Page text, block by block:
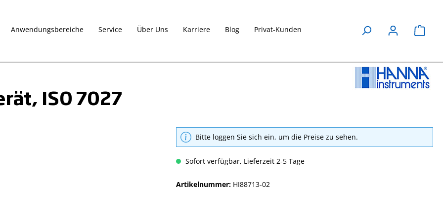
Anwendungsbereiche Service Über Uns Karriere Blog Privat-Kunden
ISO 7027
Bitte loggen Sie sich ein, um die Preise zu sehen.
Sofort verfügbar, Lieferzeit 2-5 Tage
Artikelnummer: HI88713-02